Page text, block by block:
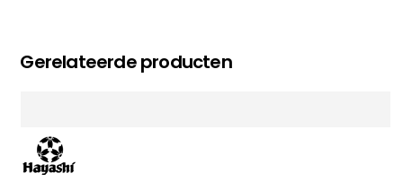
Gerelateerde producten